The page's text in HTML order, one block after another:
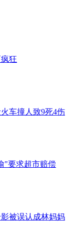
狂
车撞人致9死4伤
"要求超市赔偿
被误认成林妈妈